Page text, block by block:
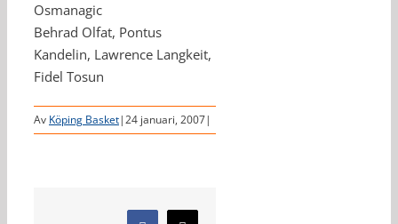
Osmanagic
Behrad Olfat, Pontus
Kandelin, Lawrence Langkeit,
Fidel Tosun
Av Köping Basket|24 januari, 2007|